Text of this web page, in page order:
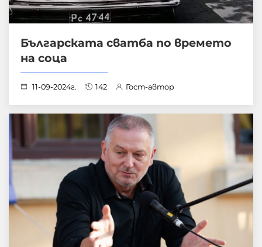
Българската сватба по времето
на cоца
11-09-2024г. 142 Гост-автор